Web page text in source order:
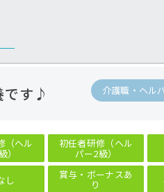
です♪ 介護職・ヘル
（ヘル
）
初任者研修（ヘル
パー2級）
し 賞与・ボーナスあ
り